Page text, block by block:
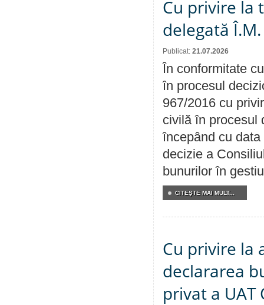
Cu privire la
delegată
Publicat: 21.07.2026
În conformitate
în procesul
967/2016 cu
civilă în procesul
începând cu
decizie a
bunurilor în
CITEŞTE MAI MULT...
Cu privire la
declararea
privat a UAT